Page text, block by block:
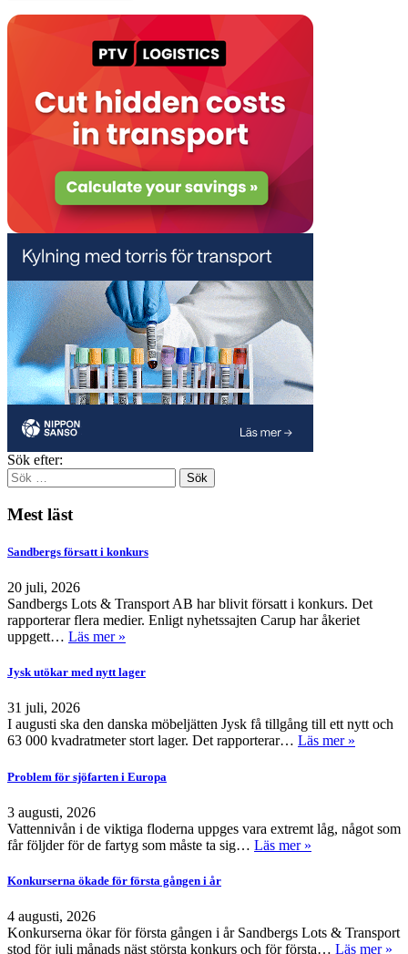
Sök efter:
Mest läst
Sandbergs försatt i konkurs
20 juli, 2026
Sandbergs Lots & Transport AB har blivit försatt i konkurs. Det
rapporterar flera medier. Enligt nyhetssajten Carup har åkeriet
uppgett… Läs mer »
Jysk utökar med nytt lager
31 juli, 2026
I augusti ska den danska möbeljätten Jysk få tillgång till ett nytt och
63 000 kvadratmeter stort lager. Det rapporterar… Läs mer »
Problem för sjöfarten i Europa
3 augusti, 2026
Vattennivån i de viktiga floderna uppges vara extremt låg, något som
får följder för de fartyg som måste ta sig… Läs mer »
Konkurserna ökade för första gången i år
4 augusti, 2026
Konkurserna ökar för första gången i år Sandbergs Lots & Transport
stod för juli månads näst största konkurs och för första… Läs mer »